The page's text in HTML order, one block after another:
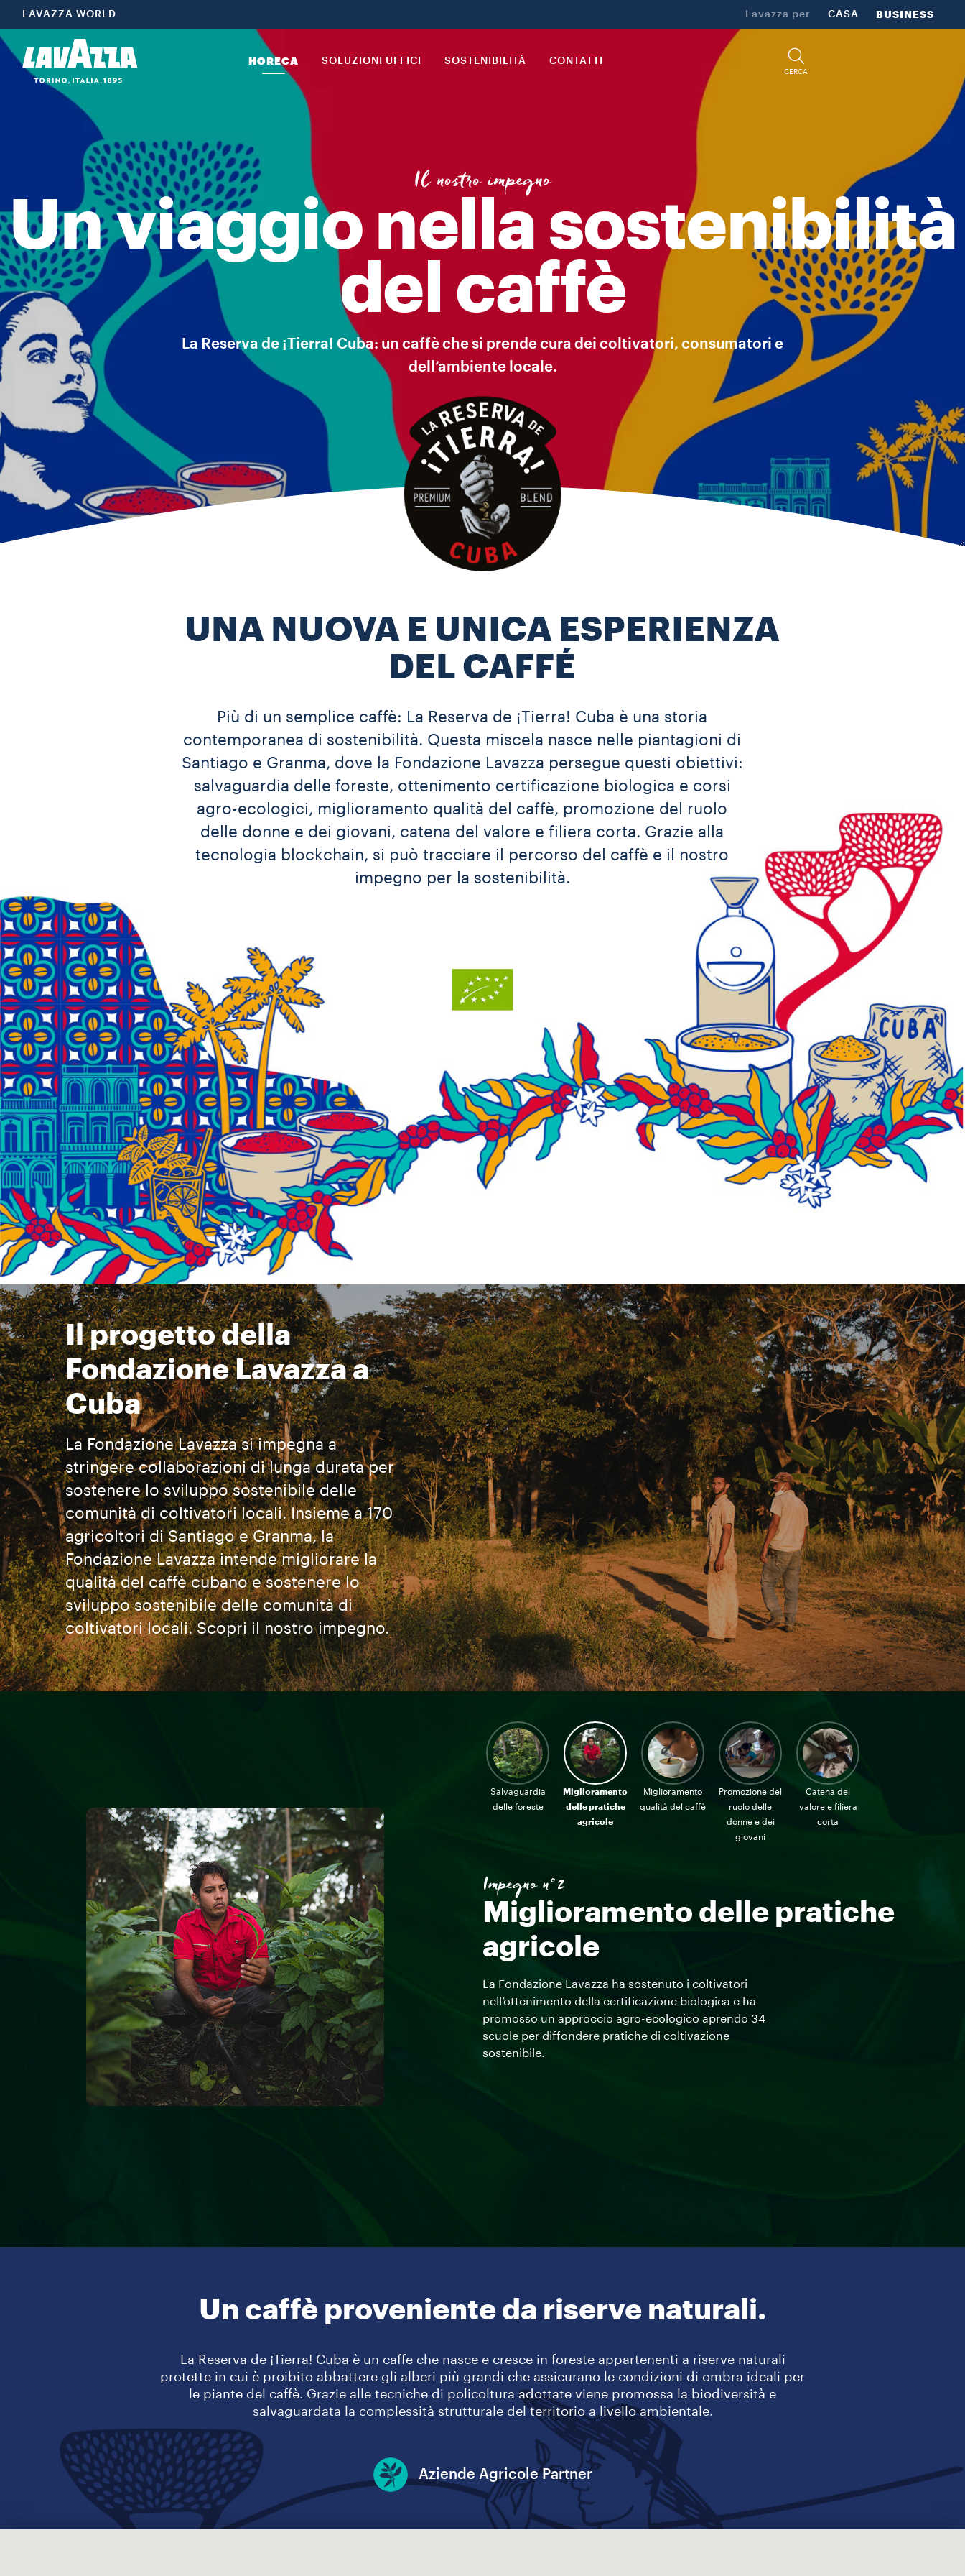
LAVAZZA WORLD Lavazza per CASA BUSINESS
HORECA SOLUZIONI UFFICI SOSTENIBILITÀ CONTATTI
CERCA
Il nostro impegno
Un viaggio nella sostenibilità
del caffè
La Reserva de ¡Tierra! Cuba: un caffè che si prende cura dei coltivatori, consumatori e
dell’ambiente locale.
UNA NUOVA E UNICA ESPERIENZA
DEL CAFFÉ
Più di un semplice caffè: La Reserva de ¡Tierra! Cuba è una storia
contemporanea di sostenibilità. Questa miscela nasce nelle piantagioni di
Santiago e Granma, dove la Fondazione Lavazza persegue questi obiettivi:
salvaguardia delle foreste, ottenimento certificazione biologica e corsi
agro-ecologici, miglioramento qualità del caffè, promozione del ruolo
delle donne e dei giovani, catena del valore e filiera corta. Grazie alla
tecnologia blockchain, si può tracciare il percorso del caffè e il nostro
impegno per la sostenibilità.
Il progetto della
Fondazione Lavazza a
Cuba
La Fondazione Lavazza si impegna a
stringere collaborazioni di lunga durata per
sostenere lo sviluppo sostenibile delle
comunità di coltivatori locali. Insieme a 170
agricoltori di Santiago e Granma, la
Fondazione Lavazza intende migliorare la
qualità del caffè cubano e sostenere lo
sviluppo sostenibile delle comunità di
coltivatori locali. Scopri il nostro impegno.
Salvaguardia
delle foreste
Miglioramento
delle pratiche
agricole
Miglioramento
qualità del caffè
Promozione del
ruolo delle
donne e dei
giovani
Catena del
valore e filiera
corta
Impegno n°2
Miglioramento delle pratiche
agricole
La Fondazione Lavazza ha sostenuto i coltivatori
nell’ottenimento della certificazione biologica e ha
promosso un approccio agro-ecologico aprendo 34
scuole per diffondere pratiche di coltivazione
sostenibile.
Un caffè proveniente da riserve naturali.
La Reserva de ¡Tierra! Cuba è un caffe che nasce e cresce in foreste appartenenti a riserve naturali
protette in cui è proibito abbattere gli alberi più grandi che assicurano le condizioni di ombra ideali per
le piante del caffè. Grazie alle tecniche di policoltura adottate viene promossa la biodiversità e
salvaguardata la complessità strutturale del territorio a livello ambientale.
Aziende Agricole Partner